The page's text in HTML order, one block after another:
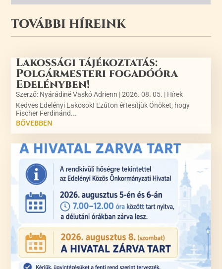
TOVÁBBI HÍREINK
Lakossági tájékoztatás:
Polgármesteri fogadóóra
Edelényben!
Szerző: Nyárádiné Vaskó Adrienn |2026. 08. 05. | Hírek
Kedves Edelényi Lakosok! Ezúton értesítjük Önöket, hogy
Fischer Ferdinánd...
BŐVEBBEN